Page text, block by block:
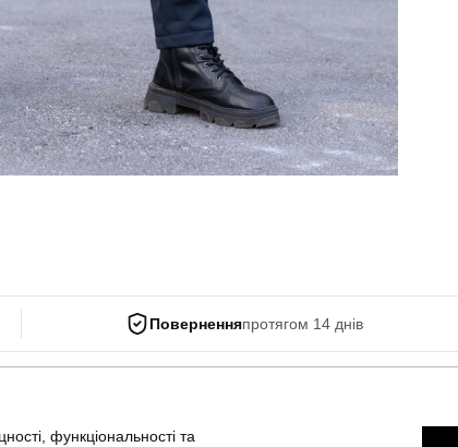
Светри
Світшоти
Худі
Боді
Поверненняпротягом 14 днів
функціональності та